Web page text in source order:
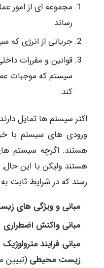
مجموعه ای از امور
رساند
جریانی از انرژی که
قوانین و مقررات
سیستم که موجبات
کند.
اکثر سیستم ها تمایل
ورودی های سیستم با
هستند. اگرچه سیستم
هستند ولیکن با این
رسند که در شرایط ثابت
مبانی و ویژگی های
مبانی واکنش اضطراری
مبانی فرایند
زیست محیطی (تبیین